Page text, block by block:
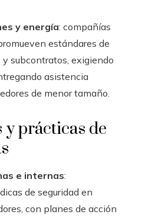
y energía: compañías
estándares de
y subcontratos, exigiendo
asistencia
de menor tamaño.
prácticas de
e internas:
de seguridad en
con planes de acción